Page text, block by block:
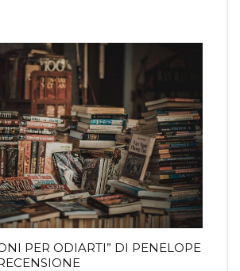
PER ODIARTI” DI PENELOPE